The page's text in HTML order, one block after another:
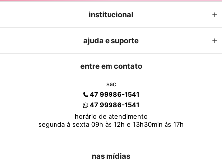
institucional
ajuda e suporte
entre em contato
sac
47 99986-1541
47 99986-1541
horário de atendimento
segunda à sexta 09h às 12h e 13h30min às 17h
nas mídias